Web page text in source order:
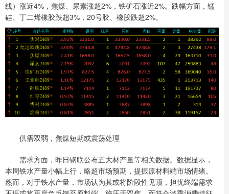
线）涨近4%，焦煤、尿素涨超2%，铁矿石涨近2%。跌幅方面，锰
硅、丁二烯橡胶跌超3%，20号胶、橡胶跌超2%。
供需双弱，焦煤短期或震荡处理
需求方面，昨日钢联公布五大材产量等相关数据。数据显示，
本周铁水产量小幅上行，略超市场预期，提振原材料端市场情绪。
然而，对于铁水产量，市场认为其或将阶段性见顶，担忧终端需求